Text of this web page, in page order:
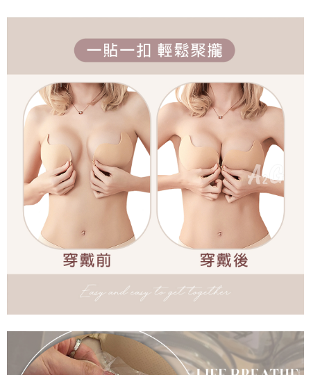
是否繳費成功／繳費後需取消欲退款等相關疑問，請聯繫「AFTEE先享後付
客戶支援中心」 https://netprotections.freshdesk.com/support/home
【注意事項】
１．透過由恩沛科技股份有限公司提供之「AFTEE先享後付」服務完成之交
易，需依本服務之必要範圍內提供個人資料，並將交易相關給付款項請求債
權轉讓予恩沛科技股份有限公司。
２．關於個人資料處理事宜，請瀏覽以下網址：
https://aftee.tw/terms/#terms3
３．未成年的使用者請事先徵得法定代理人或監護人之同意方可使用
「AFTEE先享後付」，若未經同意申辦者引起之損失，本公司不負相關責
任。
４．使用「AFTEE先享後付」時，將依據個別帳號之用戶狀況，依本公司即
時審查核予不同之上限額度；若仍有額度不足之情形，本公司將視審查結果
請求用戶進行身份認證。
５．嚴禁一人註冊多個帳號或使用他人資訊註冊。若發現惡意使用之情形，
恩沛科技股份有限公司將有權停止該用戶之使用額度並採取法律行動。
每筆NT$60，滿NT$699(含以上)免運費
每筆NT$100，滿NT$2,000(含以上)免運費